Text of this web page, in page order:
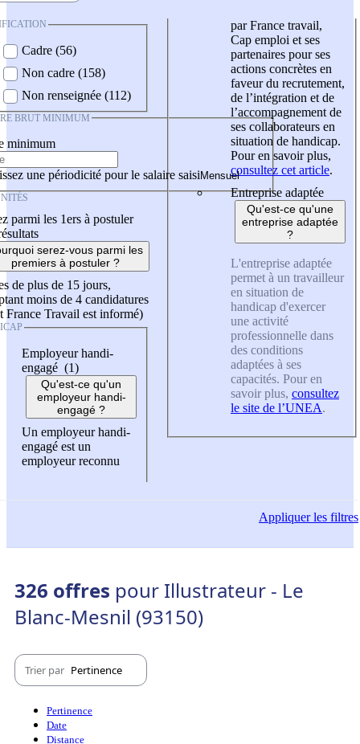
Cadre (56)
Non cadre (158)
Non renseignée (112)
BRUT MINIMUM
minimum
une périodicité pour le salaire saisi
parmi les 1ers à postuler
serez-vous parmi les
premiers à postuler ?
de plus de 15 jours,
moins de 4 candidatures
France Travail est informé)
Employeur handi-
engagé (1)
Qu'est-ce qu'un
employeur handi-
engagé ?
Un employeur handi-
engagé est un
employeur reconnu
par France travail,
Cap emploi et ses
partenaires pour ses
actions concrètes en
faveur du recrutement,
de l’intégration et de
l’accompagnement de
ses collaborateurs en
situation de handicap.
Pour en savoir plus,
consultez cet article.
Entreprise adaptée
Qu'est-ce qu'une
entreprise adaptée
?
L'entreprise adaptée
permet à un travailleur
en situation de
handicap d'exercer
une activité
professionnelle dans
des conditions
adaptées à ses
capacités. Pour en
savoir plus, consultez
le site de l’UNEA.
Appliquerles filtres
326 offres pour Illustrateur - Le
Blanc-Mesnil (93150)
Trier par Pertinence
Pertinence
Date
Distance